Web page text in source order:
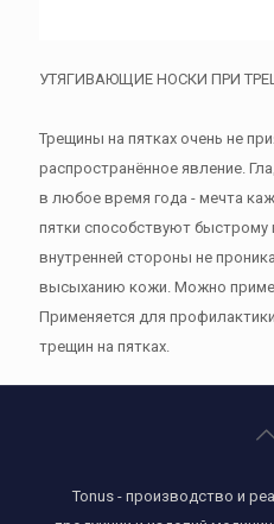
УТЯГИВАЮЩИЕ НОСКИ ПРИ
Трещины на пятках очень не
распространённое явление.
в любое время года - мечта
пятки способствуют
внутренней стороны не
высыханию кожи. Можно
Применяется для
трещин на пятках.
Tonus - производство и